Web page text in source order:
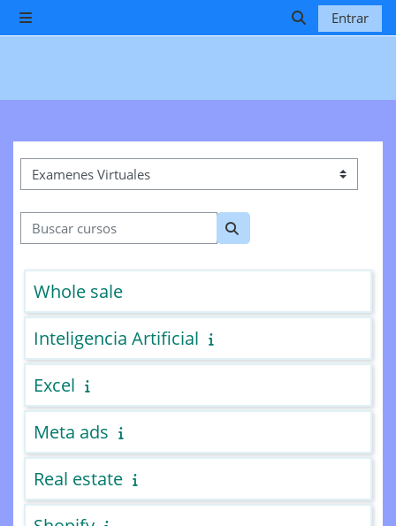
Salta al contenido principal
Panel lateral
Selector de
Entrar
Categorías
Buscar cursos
Buscar cursos
Whole sale
Inteligencia Artificial
Excel
Meta ads
Real estate